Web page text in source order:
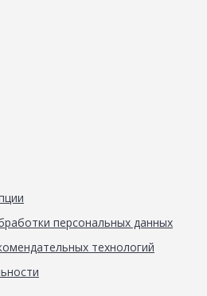
персональных данных
технологий